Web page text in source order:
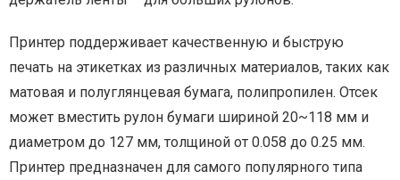
Принтер поддерживает качественную и быструю
печать на этикетках из различных материалов, таких как
матовая и полуглянцевая бумага, полипропилен. Отсек
может вместить рулон бумаги шириной 20~118 мм и
диаметром до 127 мм, толщиной от 0.058 до 0.25 мм.
Принтер предназначен для самого популярного типа